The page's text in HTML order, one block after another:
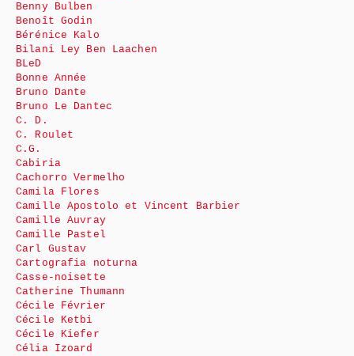
Benny Bulben
Benoît Godin
Bérénice Kalo
Bilani Ley Ben Laachen
BLeD
Bonne Année
Bruno Dante
Bruno Le Dantec
C. D.
C. Roulet
C.G.
Cabiria
Cachorro Vermelho
Camila Flores
Camille Apostolo et Vincent Barbier
Camille Auvray
Camille Pastel
Carl Gustav
Cartografia noturna
Casse-noisette
Catherine Thumann
Cécile Février
Cécile Ketbi
Cécile Kiefer
Célia Izoard